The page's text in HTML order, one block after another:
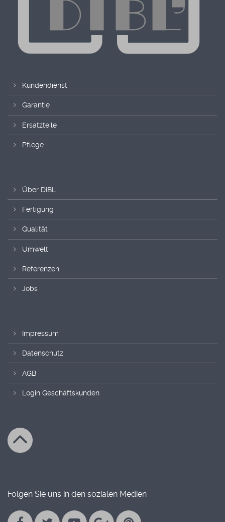
Kundendienst
Garantie
Ersatzteile
Pflege
Über DIBL'
Fertigung
Qualität
Umwelt
Referenzen
Jobs
Impressum
Datenschutz
AGB
Login Geschäftskunden
Folgen Sie uns in den sozialen Medien